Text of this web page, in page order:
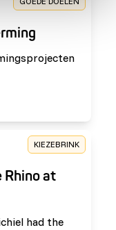
KIEZEBRINK
Rhino at
had the